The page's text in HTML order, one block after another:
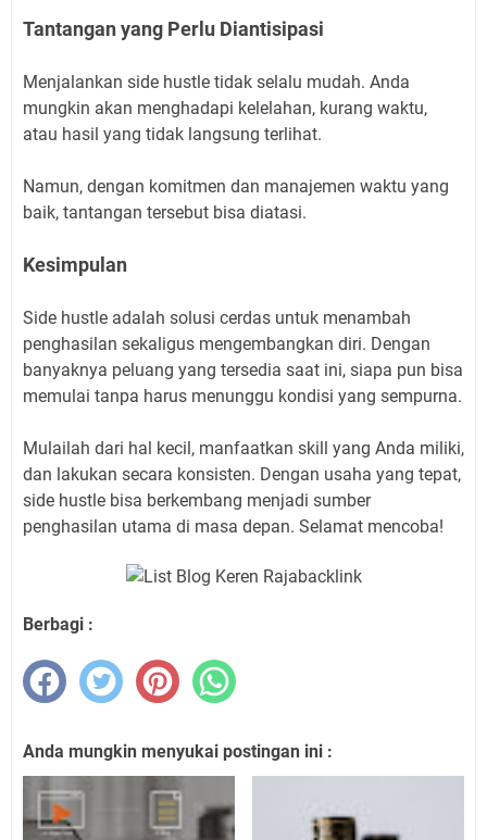
Tantangan yang Perlu Diantisipasi
Menjalankan side hustle tidak selalu mudah. Anda
mungkin akan menghadapi kelelahan, kurang waktu,
atau hasil yang tidak langsung terlihat.
Namun, dengan komitmen dan manajemen waktu yang
baik, tantangan tersebut bisa diatasi.
Kesimpulan
Side hustle adalah solusi cerdas untuk menambah
penghasilan sekaligus mengembangkan diri. Dengan
banyaknya peluang yang tersedia saat ini, siapa pun bisa
memulai tanpa harus menunggu kondisi yang sempurna.
Mulailah dari hal kecil, manfaatkan skill yang Anda miliki,
dan lakukan secara konsisten. Dengan usaha yang tepat,
side hustle bisa berkembang menjadi sumber
penghasilan utama di masa depan. Selamat mencoba!
Berbagi :
Anda mungkin menyukai postingan ini :